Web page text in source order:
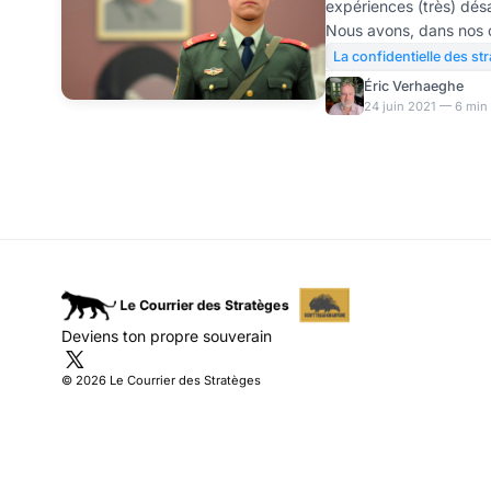
entrepreneurs
expériences (très)
Nous avons, dans nos
sur ce sujet. La
rapport Tirole-
remis hier au
La confidentielle des
Éric Verhaeghe
24 juin 2021 — 6 min
Deviens ton propre souverain
© 2026 Le Courrier des Stratèges